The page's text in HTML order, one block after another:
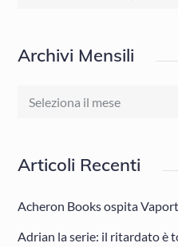
Archivi Mensili
Archivi
Articoli Recenti
Acheron Books ospita
Adrian la serie: il ritardato è